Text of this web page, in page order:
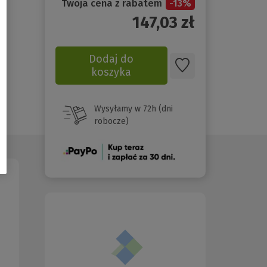
Twoja cena z rabatem -13%
147,03 zł
Dodaj do
koszyka
Wysyłamy w 72h (dni
robocze)
(Nowe